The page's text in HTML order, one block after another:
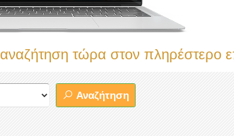
στον πληρέστερο
Αναζήτηση